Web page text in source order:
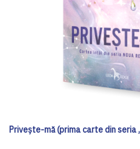
Privește-mă (prima carte din seria